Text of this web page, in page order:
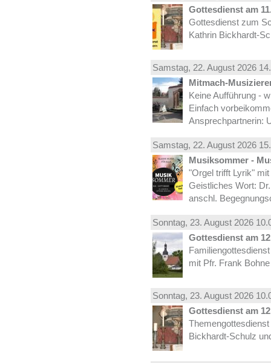
Gottesdienst am
Gottesdienst zum
Kathrin Bickhardt-
Samstag, 22. August 2026
Mitmach-
Keine Aufführung -
Einfach
Ansprechpartnerin:
Samstag, 22. August 2026
Musiksommer -
"Orgel trifft Lyrik"
Geistliches Wort:
anschl.
Sonntag, 23. August 2026
Gottesdienst am
mit Pfr. Frank
Sonntag, 23. August 2026
Gottesdienst am
Bickhardt-Schulz